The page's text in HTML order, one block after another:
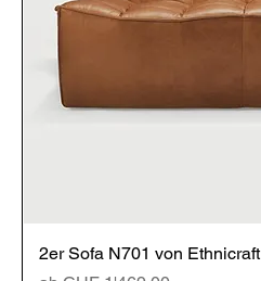
2er Sofa N701 von Ethnicraft